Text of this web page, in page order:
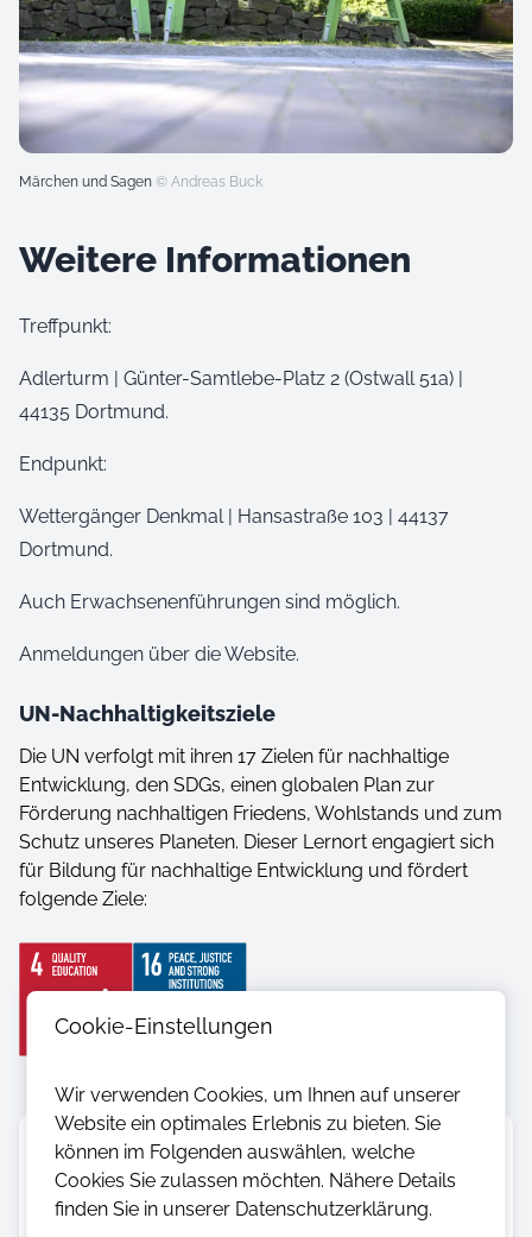
Märchen und Sagen © Andreas Buck
Weitere Informationen
Treffpunkt:
Adlerturm | Günter-Samtlebe-Platz 2 (Ostwall 51a) |
44135 Dortmund.
Endpunkt:
Wettergänger Denkmal | Hansastraße 103 | 44137
Dortmund.
Auch Erwachsenenführungen sind möglich.
Anmeldungen über die Website.
UN-Nachhaltigkeitsziele
Die UN verfolgt mit ihren 17 Zielen für nachhaltige
Entwicklung, den SDGs, einen globalen Plan zur
Förderung nachhaltigen Friedens, Wohlstands und zum
Schutz unseres Planeten. Dieser Lernort engagiert sich
für Bildung für nachhaltige Entwicklung und fördert
folgende Ziele:
Geeignete Fächer
Deutsch/Literatur Geschichte
Altersgruppe
Cookie-Einstellungen
Wir verwenden Cookies, um Ihnen auf unserer
Website ein optimales Erlebnis zu bieten. Sie
können im Folgenden auswählen, welche
Cookies Sie zulassen möchten. Nähere Details
finden Sie in unserer Datenschutzerklärung.